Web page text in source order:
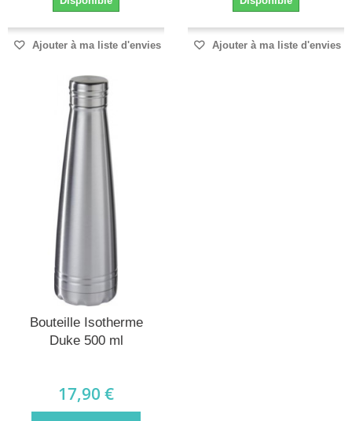
Ajouter à ma liste d'envies Ajouter à ma liste d'envies
Bouteille Isotherme
Duke 500 ml
17,90 €